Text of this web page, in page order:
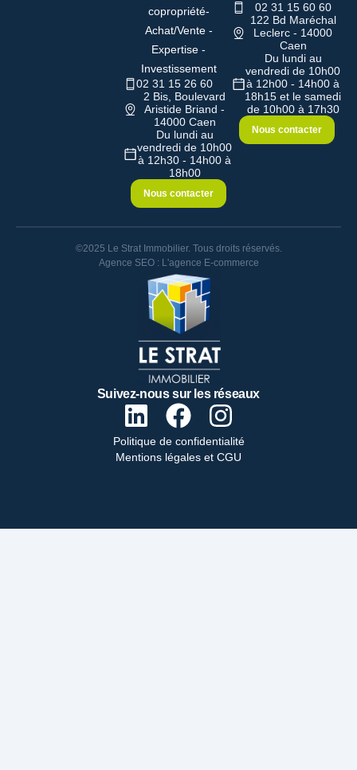
Suivez-nous sur les réseaux
Politique de confidentialité
Mentions légales et CGU
copropriété-
Achat/Vente -
Expertise -
Investissement
02 31 15 26 60
2 Bis, Boulevard
Aristide Briand -
14000 Caen
Du lundi au
vendredi de 10h00
à 12h30 - 14h00 à
18h00
Nous contacter
02 31 15 60 60
122 Bd Maréchal
Leclerc - 14000
Caen
Du lundi au
vendredi de 10h00
à 12h00 - 14h00 à
18h15 et le samedi
de 10h00 à 17h30
Nous contacter
©2025 Le Strat Immobilier. Tous droits réservés.
Agence SEO : L'agence E-commerce